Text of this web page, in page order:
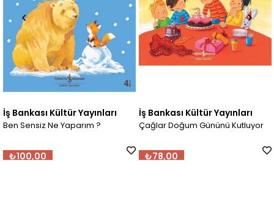
Kültür Yayınları
Sensiz Ne Yaparım ?
İş Bankası Kültür Yayınları
Çağlar Doğum Gününü Kutluyor
₺78,00